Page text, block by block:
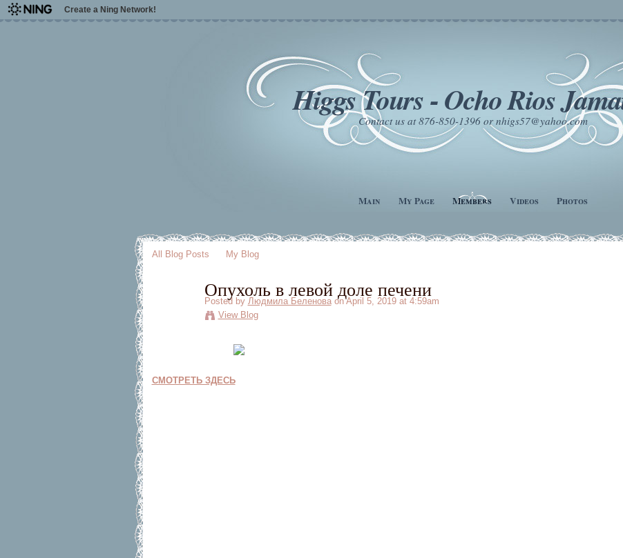
Create a Ning Network!
Higgs Tours - Ocho Rios
Contact us at 876-850-1396 or nhigs57@yahoo.com
Main My Page Members Videos Photos
All Blog Posts My Blog
Опухоль в левой доле печени
Posted by Людмила Беленоваon April 5, 2019 at 4:59am
View Blog
СМОТРЕТЬ ЗДЕСЬ